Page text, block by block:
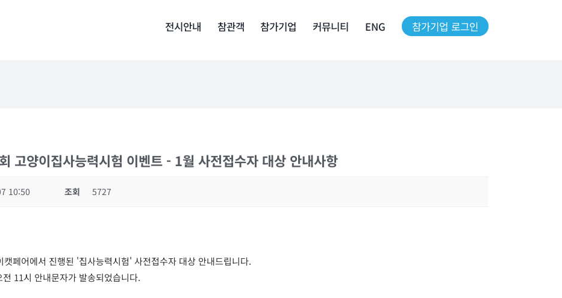
전시안내 참관객 참가기업 커뮤니티 ENG 참가기업 로그인
고양이집사능력시험 이벤트 - 1월 사전접수자 대상 안내사항
10:50 조회 5727
페어에서 진행된 '집사능력시험' 사전접수자 대상 안내드립니다.
11시 안내문자가 발송되었습니다.